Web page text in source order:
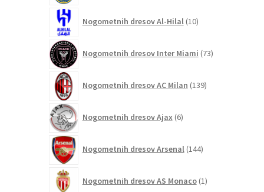
Nogometnih dresov Al-Hilal 10izdelkov
Nogometnih dresov Inter Miami 73izdelkov
Nogometnih dresov AC Milan 139izdelkov
Nogometnih dresov Ajax 6izdelkov
Nogometnih dresov Arsenal 144izdelkov
Nogometnih dresov AS Monaco 1izdelek